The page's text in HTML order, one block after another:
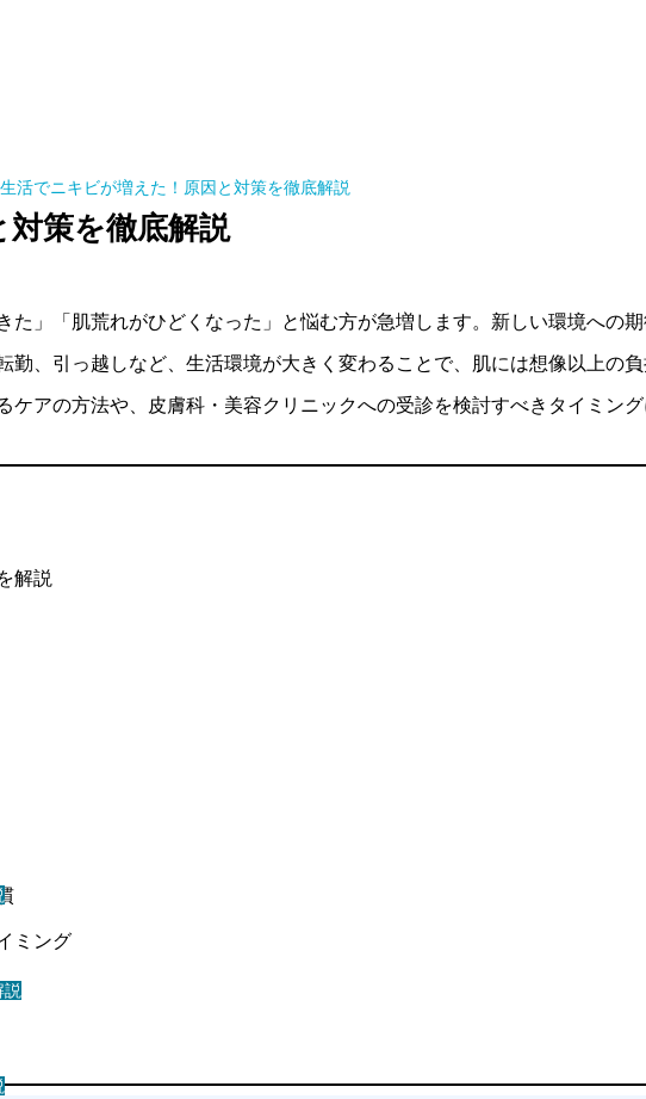
活でニキビが増えた！原因と対策を徹底解説
策を徹底解説
」「肌荒れがひどくなった」と悩む方が急増します。新しい環境への
勤、引っ越しなど、生活環境が大きく変わることで、肌には想像以上の
アの方法や、皮膚科・美容クリニックへの受診を検討すべきタイミン
解説
ミング